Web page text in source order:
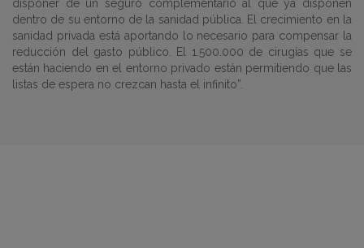
disponer de un seguro complementario al que ya disponen
dentro de su entorno de la sanidad pública. El crecimiento en la
sanidad privada está aportando lo necesario para compensar la
reducción del gasto público. El 1.500.000 de cirugías que se
están haciendo en el entorno privado están permitiendo que las
listas de espera no crezcan hasta el infinito”.